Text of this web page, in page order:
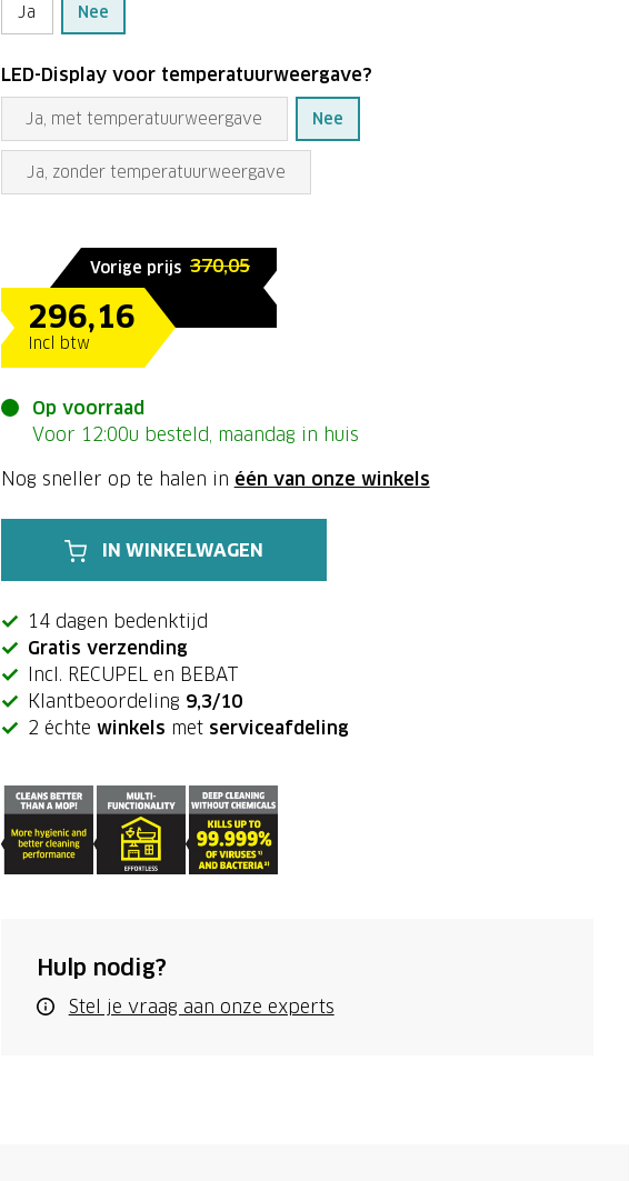
Ja Nee
LED-Display voor temperatuurweergave?
Ja, met temperatuurweergave Nee
Ja, zonder temperatuurweergave
Vorige prijs 370,05
296,16
Incl btw
Op voorraad
Voor 12:00u besteld, maandag in huis
Nog sneller op te halen in één van onze winkels
IN WINKELWAGEN
14 dagen bedenktijd
Gratis verzending
Incl. RECUPEL en BEBAT
Klantbeoordeling 9,3/10
2 échte winkels met serviceafdeling
Hulp nodig?
Stel je vraag aan onze experts